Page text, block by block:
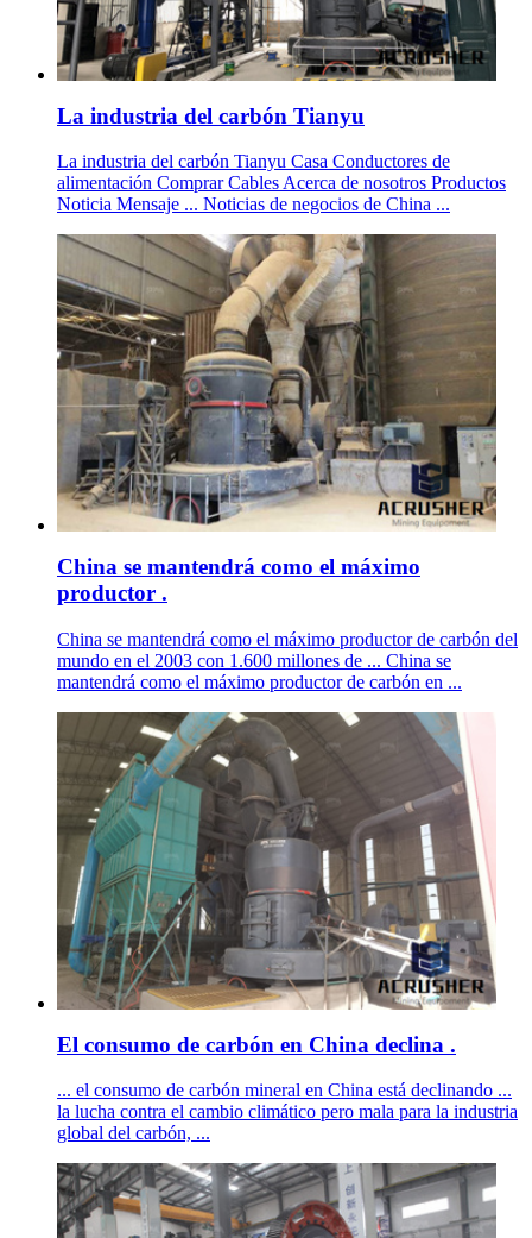
La industria del carbón Tianyu
La industria del carbón Tianyu Casa Conductores de
alimentación Comprar Cables Acerca de nosotros Productos
Noticia Mensaje ... Noticias de negocios de China ...
China se mantendrá como el máximo
productor .
China se mantendrá como el máximo productor de carbón del
mundo en el 2003 con 1.600 millones de ... China se
mantendrá como el máximo productor de carbón en ...
El consumo de carbón en China declina .
... el consumo de carbón mineral en China está declinando ...
la lucha contra el cambio climático pero mala para la industria
global del carbón, ...